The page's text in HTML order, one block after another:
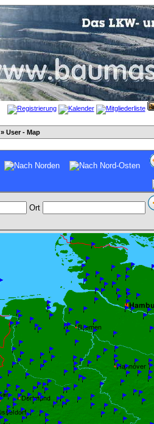
» User - Map
Ort